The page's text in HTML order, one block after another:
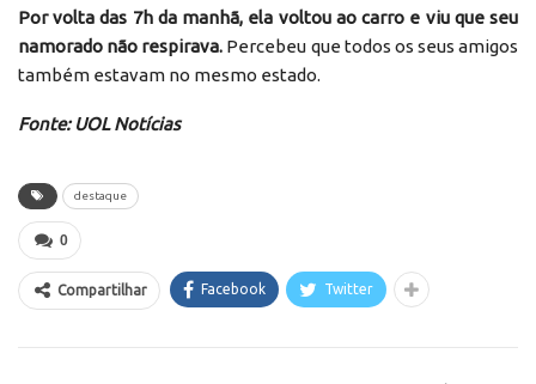
Por volta das 7h da manhã, ela voltou ao carro e viu que seu
namorado não respirava. Percebeu que todos os seus amigos
também estavam no mesmo estado.
Fonte: UOL Notícias
destaque
0
Compartilhar Facebook Twitter